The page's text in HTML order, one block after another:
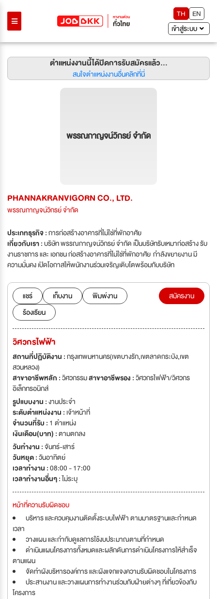
TH
EN
เข้าสู่ระบบ
ตำแหน่งงานนี้ได้ปิดการรับสมัครแล้ว...
สนใจตำแหน่งงานอื่นคลิกที่นี่
พรรณกาญจน์วิกรย์ จำกัด
PHANNAKRANVIGORN CO., LTD.
พรรณกาญจน์วิกรย์ จำกัด
ประเภทธุรกิจ :การก่อสร้างอาคารที่ไม่ใช่ที่พักอาศัย
เกี่ยวกับเรา :บริษัท พรรณกาญจน์วิกรย์ จำกัด เป็นบริษัทรับเหมาก่อสร้าง รับ
งานราชการ และ เอกชน ก่อสร้างอาคารที่ไม่ใช่ที่พักอาศัย กำลังขยายงาน มี
ความมั่นคง เปิดโอกาสให้พนักงานร่วมเจริญเติบโตพร้อมกับบริษัท
แชร์ เก็บงาน
พิมพ์งาน
ร้องเรียน
สมัครงาน
วิศวกรไฟฟ้า
สถานที่ปฏิบัติงาน :กรุงเทพมหานคร(เขตบางรัก,เขตลาดกระบัง,เขต
สวนหลวง)
สาขาอาชีพหลัก :วิศวกรรมสาขาอาชีพรอง :วิศวกรไฟฟ้า/วิศวกร
อิเล็กทรอนิกส์
รูปแบบงาน :งานประจำ
ระดับตำแหน่งงาน : เจ้าหน้าที่
จำนวนที่รับ : 1 ตำแหน่ง
เงินเดือน(บาท) :ตามตกลง
วันทำงาน :จันทร์-เสาร์
วันหยุด :วันอาทิตย์
เวลาทำงาน :08:00 - 17:00
เวลาทำงานอื่นๆ :ไม่ระบุ
หน้าที่ความรับผิดชอบ
บริหาร และควบคุมงานติดตั้งระบบไฟฟ้า ตามมาตรฐานและกำหนด
เวลา
วางแผน และกำกับดูแลการใช้งบประมาณตามที่กำหนด
ดำเนินแผนโครงการทั้งหมดและผลักดันการดำเนินโครงการให้สำเร็จ
ตามแผน
จัดทำผังบริหารองค์การ และผังแจกแจงความรับผิดชอบในโครงการ
ประสานงาน และวางแผนการทำงานร่วมกับฝ่ายต่างๆ ที่เกี่ยวข้องกับ
โครงการ